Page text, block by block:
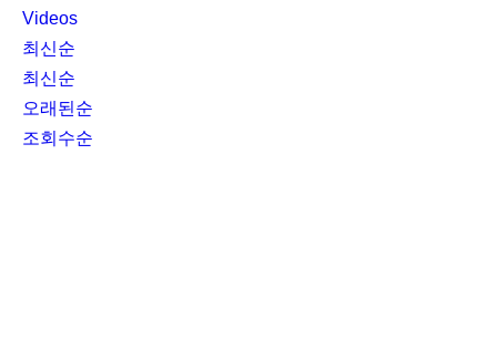
Videos
최신순
최신순
오래된순
조회수순